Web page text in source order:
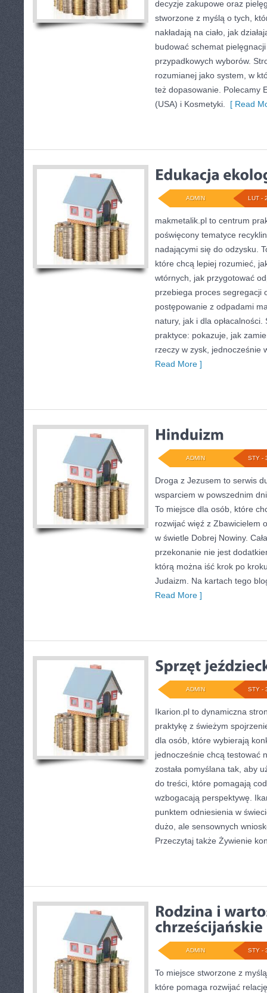
decyzje zakupowe oraz
stworzone z myślą o tych,
nakładają na ciało, jak
budować schemat
przypadkowych wyborów.
rozumianej jako system, w
też dopasowanie. Polecamy
(USA) i Kosmetyki.
[ Read
LUT -
ADMIN
makmetalik.pl to centrum
poświęcony tematyce
nadającymi się do odzysku.
które chcą lepiej rozumieć,
wtórnych, jak przygotować
przebiega proces segregacji
postępowanie z odpadami
natury, jak i dla
praktyce: pokazuje, jak
rzeczy w zysk, jednocześnie
Read More ]
STY -
ADMIN
Droga z Jezusem to serwis
wsparciem w powszednim
To miejsce dla osób, które
rozwijać więź z Zbawicielem
w świetle Dobrej Nowiny.
przekonanie nie jest
którą można iść krok po
Judaizm. Na kartach tego
Read More ]
STY -
ADMIN
Ikarion.pl to dynamiczna
praktykę z świeżym
dla osób, które wybierają
jednocześnie chcą testować
została pomyślana tak, aby
do treści, które pomagają
wzbogacają perspektywę.
punktem odniesienia w
dużo, ale sensownych
Przeczytaj także Żywienie
STY -
ADMIN
To miejsce stworzone z
które pomaga rozwijać